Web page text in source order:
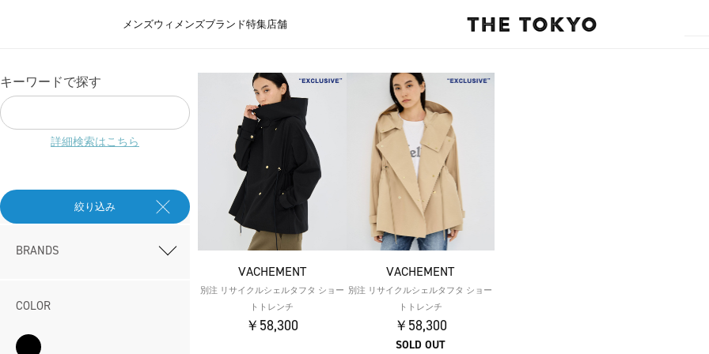
メンズウィメンズブランド特集店舗
キーワードで探す
詳細検索はこちら
絞り込み
BRANDS
COLOR
VACHEMENT
別注 リサイクルシェルタフタ ショー
トトレンチ
￥58,300
VACHEMENT
別注 リサイクルシェルタフタ ショー
トトレンチ
￥58,300
SOLD OUT